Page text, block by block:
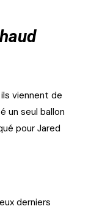
viennent de
un seul ballon
pour Jared
derniers